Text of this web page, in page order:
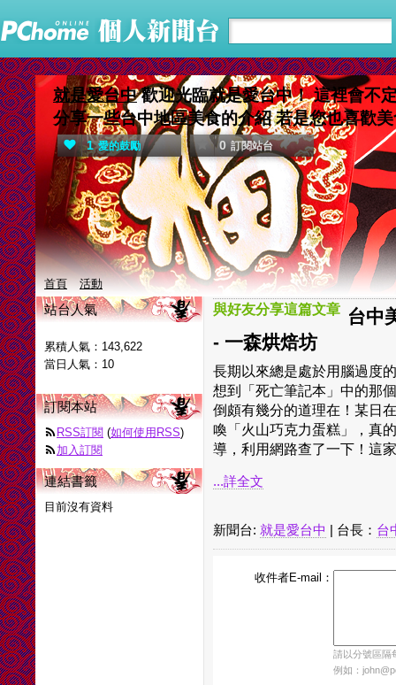
就是愛台中 歡迎光臨就是愛台中！ 這裡會不
分享一些台中地區美食的介紹 若是您也喜歡
1 愛的鼓勵 0 訂閱站台
首頁 活動
與好友分享這篇文章 台中
- 一森烘焙坊
長期以來總是處於用腦過度
想到「死亡筆記本」中的那
倒頗有幾分的道理在！某日
喚「火山巧克力蛋糕」，真
導，利用網路查了一下！這
...詳全文
新聞台: 就是愛台中 | 台長： 台
收件者E-mail：
請以分號區隔
例如：
站台人氣
累積人氣： 143,622
當日人氣： 10
訂閱本站
RSS訂閱 (如何使用RSS)
加入訂閱
連結書籤
目前沒有資料